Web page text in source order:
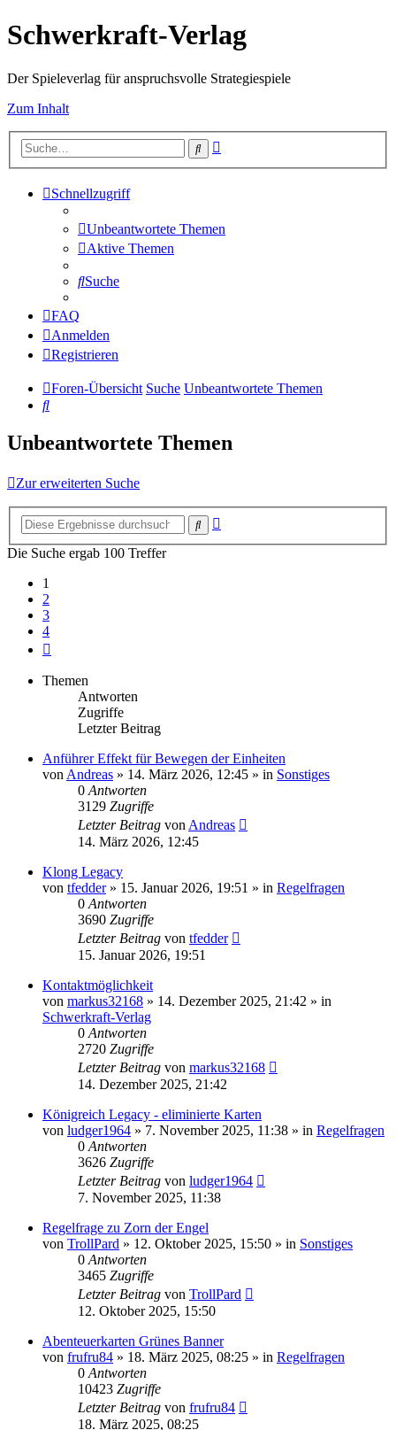
Schwerkraft-Verlag
Der Spieleverlag für anspruchsvolle Strategiespiele
Zum Inhalt
Suche
Schnellzugriff
Unbeantwortete Themen
Aktive Themen
Suche
FAQ
Anmelden
Registrieren
Foren-Übersicht Suche Unbeantwortete Themen
Suche
Unbeantwortete Themen
Zur erweiterten Suche
Suche
Die Suche ergab 100 Treffer
1
2
3
4
Themen
Antworten
Zugriffe
Letzter Beitrag
Anführer Effekt für Bewegen der Einheiten
von Andreas » 14. März 2026, 12:45 » in Sonstiges
0 Antworten
3129 Zugriffe
Letzter Beitrag von Andreas
14. März 2026, 12:45
Klong Legacy
von tfedder» 15. Januar 2026, 19:51 » in Regelfragen
0 Antworten
3690 Zugriffe
Letzter Beitrag von tfedder
15. Januar 2026, 19:51
Kontaktmöglichkeit
von markus32168 » 14. Dezember 2025, 21:42 » in
Schwerkraft-Verlag
0 Antworten
2720 Zugriffe
Letzter Beitrag von markus32168
14. Dezember 2025, 21:42
Königreich Legacy - eliminierte Karten
von ludger1964 » 7. November 2025, 11:38 » in Regelfragen
0 Antworten
3626 Zugriffe
Letzter Beitrag von ludger1964
7. November 2025, 11:38
Regelfrage zu Zorn der Engel
von TrollPard » 12. Oktober 2025, 15:50 » in Sonstiges
0 Antworten
3465 Zugriffe
Letzter Beitrag von TrollPard
12. Oktober 2025, 15:50
Abenteuerkarten Grünes Banner
von frufru84 » 18. März 2025, 08:25 » in Regelfragen
0 Antworten
10423 Zugriffe
Letzter Beitrag von frufru84
18. März 2025, 08:25